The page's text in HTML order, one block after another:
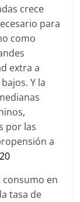
crece
para
como
extra a
Y la
por las
a
20
en
tasa de